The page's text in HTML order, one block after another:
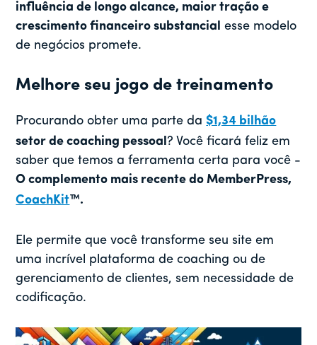
influência de longo alcance, maior tração e
crescimento financeiro substancial esse modelo
de negócios promete.
Melhore seu jogo de treinamento
Procurando obter uma parte da$1,34 bilhão
setor de coaching pessoal? Você ficará feliz em
saber que temos a ferramenta certa para você -
O complemento mais recente do MemberPress,
CoachKit™.
Ele permite que você transforme seu site em
uma incrível plataforma de coaching ou de
gerenciamento de clientes, sem necessidade de
codificação.